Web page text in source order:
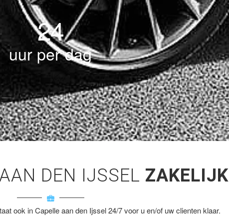
24
uur per dag
DEN IJSSEL ZAKELIJK
ook in Capelle aan den Ijssel 24/7 voor u en/of uw clienten klaar.